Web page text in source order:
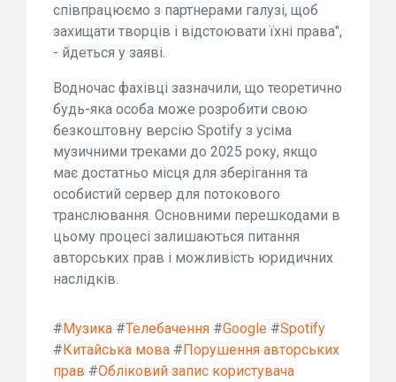
співпрацюємо з партнерами галузі, щоб
захищати творців і відстоювати їхні права",
- йдеться у заяві.
Водночас фахівці зазначили, що теоретично
будь-яка особа може розробити свою
безкоштовну версію Spotify з усіма
музичними треками до 2025 року, якщо
має достатньо місця для зберігання та
особистий сервер для потокового
транслювання. Основними перешкодами в
цьому процесі залишаються питання
авторських прав і можливість юридичних
наслідків.
#Музика #Телебачення #Google #Spotify
#Китайська мова #Порушення авторських
прав #Обліковий запис користувача